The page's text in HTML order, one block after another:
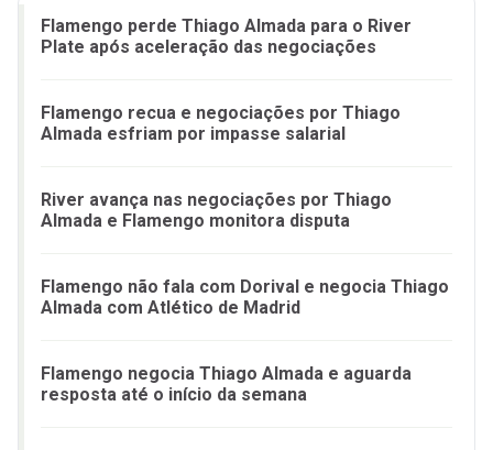
Flamengo perde Thiago Almada para o River
Plate após aceleração das negociações
Flamengo recua e negociações por Thiago
Almada esfriam por impasse salarial
River avança nas negociações por Thiago
Almada e Flamengo monitora disputa
Flamengo não fala com Dorival e negocia Thiago
Almada com Atlético de Madrid
Flamengo negocia Thiago Almada e aguarda
resposta até o início da semana